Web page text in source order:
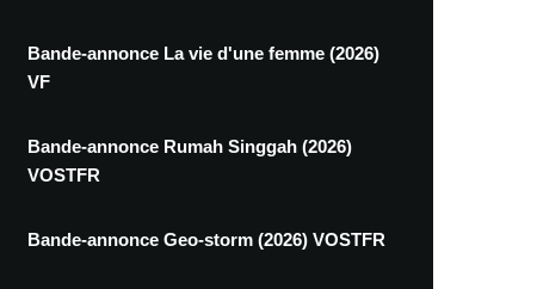
Bande-annonce La vie d'une femme (2026)
VF
Bande-annonce Rumah Singgah (2026)
VOSTFR
Bande-annonce Geo-storm (2026) VOSTFR